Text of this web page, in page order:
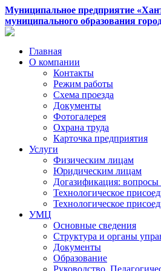
Муниципальное предприятие
муниципального образования
Главная
О компании
Контакты
Режим работы
Схема проезда
Документы
Фотогалерея
Охрана труда
Карточка предприятия
Услуги
Физическим лицам
Юридическим лицам
Догазификация: вопросы
Технологическое
Технологическое
УМЦ
Основные сведения
Структура и органы
Документы
Образование
Руководство.